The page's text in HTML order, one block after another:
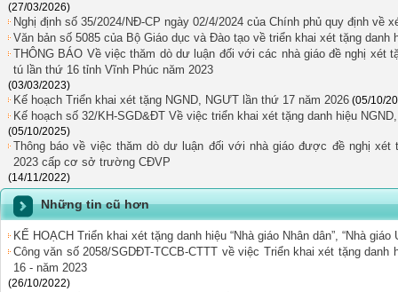
(27/03/2026)
Nghị định số 35/2024/NĐ-CP ngày 02/4/2024 của Chính phủ quy định về
Văn bản số 5085 của Bộ Giáo dục và Đào tạo về triển khai xét tặng danh
THÔNG BÁO Về việc thăm dò dư luận đối với các nhà giáo đề nghị xét
tú lần thứ 16 tỉnh Vĩnh Phúc năm 2023
(03/03/2023)
Kế hoạch Triển khai xét tặng NGND, NGƯT lần thứ 17 năm 2026 (05/10/
Kế hoạch số 32/KH-SGD&ĐT Về việc triển khai xét tặng danh hiệu
(05/10/2025)
Thông báo về việc thăm dò dư luận đối với nhà giáo được đề nghị xét
2023 cấp cơ sở trường CĐVP
(14/11/2022)
Những tin cũ hơn
KẾ HOẠCH Triển khai xét tặng danh hiệu “Nhà giáo Nhân dân”, “Nhà
Công văn số 2058/SGDĐT-TCCB-CTTT về việc Triển khai xét tặng
16 - năm 2023
(26/10/2022)